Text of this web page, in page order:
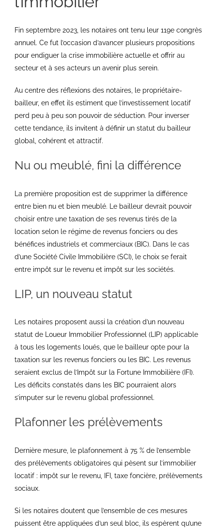
Fin septembre 2023, les notaires ont tenu leur 119e congrès
annuel. Ce fut l’occasion d’avancer plusieurs propositions
pour endiguer la crise immobilière actuelle et offrir au
secteur et à ses acteurs un avenir plus serein.
Au centre des réflexions des notaires, le propriétaire-
bailleur, en effet ils estiment que l’investissement locatif
perd peu à peu son pouvoir de séduction. Pour inverser
cette tendance, ils invitent à définir un statut du bailleur
global, cohérent et attractif.
Nu ou meublé, fini la différence
La première proposition est de supprimer la différence
entre bien nu et bien meublé. Le bailleur devrait pouvoir
choisir entre une taxation de ses revenus tirés de la
location selon le régime de revenus fonciers ou des
bénéfices industriels et commerciaux (BIC). Dans le cas
d’une Société Civile Immobilière (SCI), le choix se ferait
entre impôt sur le revenu et impôt sur les sociétés.
LIP, un nouveau statut
Les notaires proposent aussi la création d’un nouveau
statut de Loueur Immobilier Professionnel (LIP) applicable
à tous les logements loués, que le bailleur opte pour la
taxation sur les revenus fonciers ou les BIC. Les revenus
seraient exclus de l’Impôt sur la Fortune Immobilière (IFI).
Les déficits constatés dans les BIC pourraient alors
s’imputer sur le revenu global professionnel.
Plafonner les prélèvements
Dernière mesure, le plafonnement à 75 % de l’ensemble
des prélèvements obligatoires qui pèsent sur l’immobilier
locatif : impôt sur le revenu, IFI, taxe foncière, prélèvements
sociaux.
Si les notaires doutent que l’ensemble de ces mesures
puissent être appliquées d’un seul bloc, ils espèrent qu’une